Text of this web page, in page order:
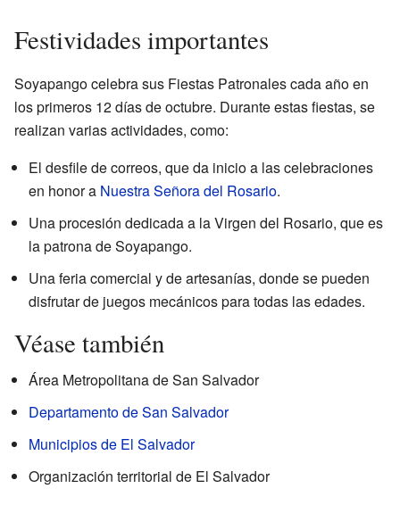
Festividades importantes
Soyapango celebra sus Fiestas Patronales cada año en
los primeros 12 días de octubre. Durante estas fiestas, se
realizan varias actividades, como:
El desfile de correos, que da inicio a las celebraciones
en honor a Nuestra Señora del Rosario.
Una procesión dedicada a la Virgen del Rosario, que es
la patrona de Soyapango.
Una feria comercial y de artesanías, donde se pueden
disfrutar de juegos mecánicos para todas las edades.
Véase también
Área Metropolitana de San Salvador
Departamento de San Salvador
Municipios de El Salvador
Organización territorial de El Salvador